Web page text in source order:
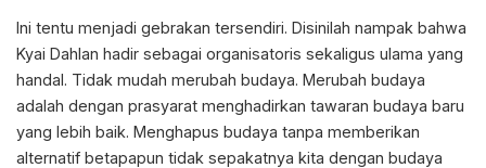
Ini tentu menjadi gebrakan tersendiri. Disinilah nampak bahwa
Kyai Dahlan hadir sebagai organisatoris sekaligus ulama yang
handal. Tidak mudah merubah budaya. Merubah budaya
adalah dengan prasyarat menghadirkan tawaran budaya baru
yang lebih baik. Menghapus budaya tanpa memberikan
alternatif betapapun tidak sepakatnya kita dengan budaya